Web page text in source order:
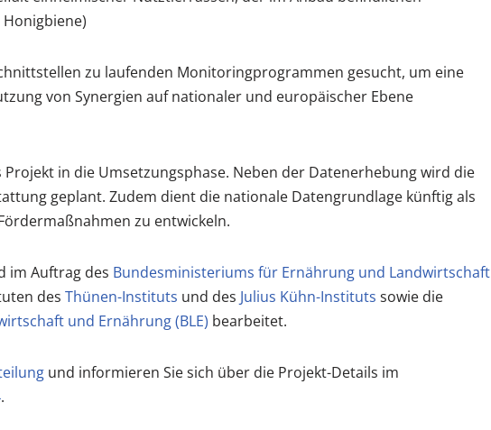
zu laufenden Monitoringprogrammen gesucht, um eine
von Synergien auf nationaler und europäischer Ebene
Projekt in die Umsetzungsphase. Neben der Datenerhebung wird die
geplant. Zudem dient die nationale Datengrundlage künftig als
zu entwickeln.
im Auftrag des Bundesministeriums für Ernährung und Landwirtschaft
des Thünen-Instituts und des Julius Kühn-Instituts sowie die
und Ernährung (BLE) bearbeitet.
und informieren Sie sich über die Projekt-Details im
.